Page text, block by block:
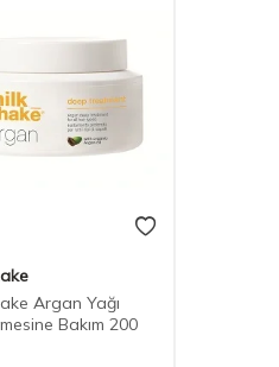
Argan Yağı
Bakım 200